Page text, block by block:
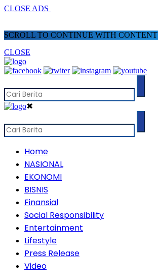
CLOSE ADS
SCROLL TO CONTINUE WITH CONTENT
CLOSE
✖
Home
NASIONAL
EKONOMI
BISNIS
Finansial
Social Responsibility
Entertainment
Lifestyle
Press Release
Video